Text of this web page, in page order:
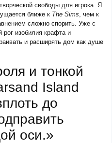
свободы для игрока. Я
ближе к The Sims , чем к
сложно спорить. Уже с
изобилия крафта и
и расширять дом как душе
и тонкой
Island
до
оси.»